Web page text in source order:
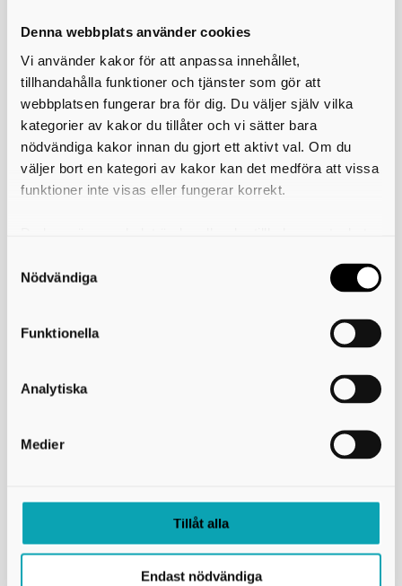
Denna webbplats använder cookies
Vi använder kakor för att anpassa innehållet,
tillhandahålla funktioner och tjänster som gör att
webbplatsen fungerar bra för dig. Du väljer själv vilka
kategorier av kakor du tillåter och vi sätter bara
nödvändiga kakor innan du gjort ett aktivt val. Om du
väljer bort en kategori av kakor kan det medföra att vissa
funktioner inte visas eller fungerar korrekt.
användning av kakor som du hittar längst ner på sidan
Nödvändiga
Funktionella
Analytiska
Medier
Tillåt alla
Endast nödvändiga
För dig som söker sinnesstimulans